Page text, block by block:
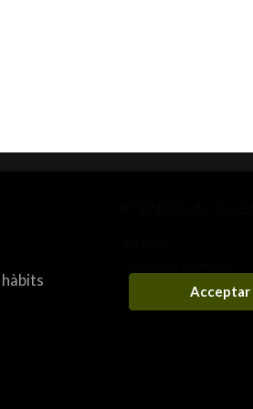
Acceptar